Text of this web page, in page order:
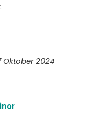
.
Oktober 2024